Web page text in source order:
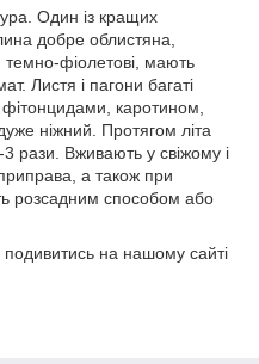
Один із кращих
добре облистяна,
темно-фіолетові, мають
Листя і пагони багаті
каротином,
ніжний. Протягом літа
3 рази. Вживають у свіжому і
а також при
розсадним способом або
на нашому сайті